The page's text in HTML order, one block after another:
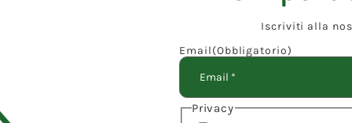
Iscriviti alla
Email(Obbligatorio)
Privacy